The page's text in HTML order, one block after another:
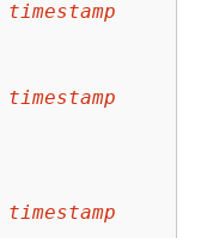
timestamp
timestamp
timestamp